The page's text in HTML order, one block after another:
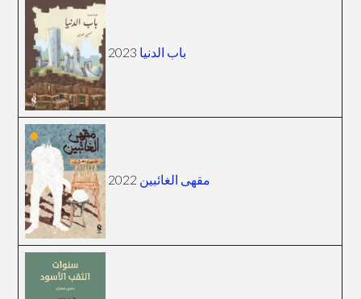
باب الدنيا
مقهى الغائبين